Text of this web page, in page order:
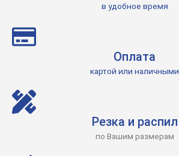
в удобное время
Оплата
картой или наличными
Резка и распил
по Вашим размерам